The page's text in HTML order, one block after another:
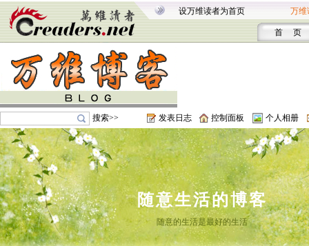
设万维读者为首页 万维
首 页
搜索>> 发表日志 控制面板 个人相册
随意生活的博客
随意的生活是最好的生活